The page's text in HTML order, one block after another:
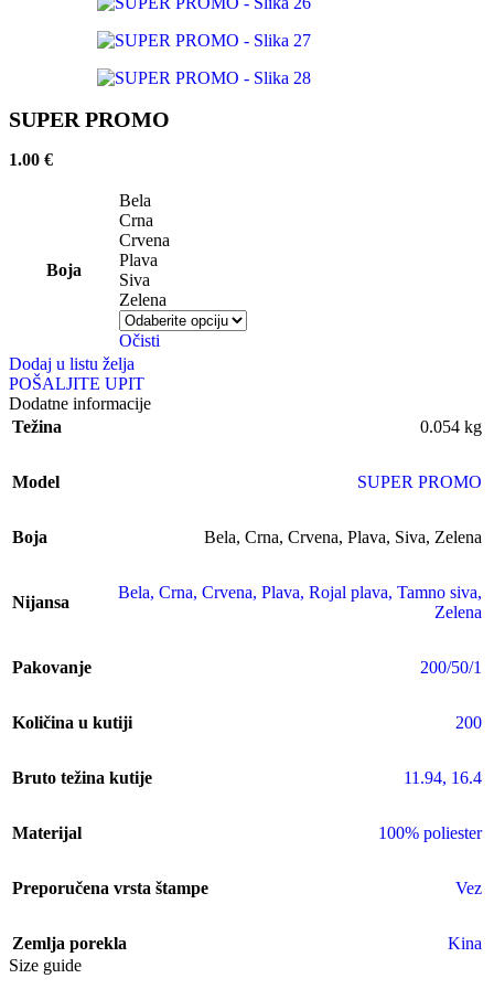
SUPER PROMO
1.00 €
Boja
Bela
Crna
Crvena
Plava
Siva
Zelena
Očisti
Dodaj u listu želja
POŠALJITE UPIT
Dodatne informacije
Težina
0.054 kg
Model SUPER PROMO
Boja Bela, Crna, Crvena, Plava, Siva, Zelena
Nijansa
Bela, Crna, Crvena, Plava, Rojal plava, Tamno siva,
Zelena
Pakovanje 200/50/1
Količina u kutiji 200
Bruto težina kutije 11.94, 16.4
Materijal 100% poliester
Preporučena vrsta štampe Vez
Zemlja porekla
Kina
Size guide